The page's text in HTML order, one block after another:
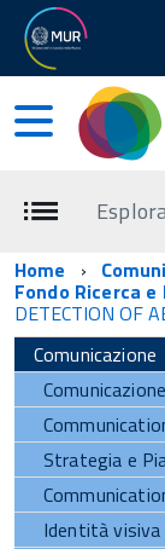
Home
Fondo Ricerca e
DETECTION OF
Comunicazione
Comunicazione
Strategia e
Identità